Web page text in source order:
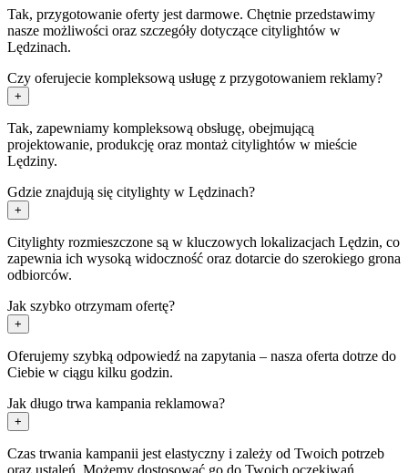
Tak, przygotowanie oferty jest darmowe. Chętnie przedstawimy
nasze możliwości oraz szczegóły dotyczące citylightów w
Lędzinach.
Czy oferujecie kompleksową usługę z przygotowaniem reklamy?
+
Tak, zapewniamy kompleksową obsługę, obejmującą
projektowanie, produkcję oraz montaż citylightów w mieście
Lędziny.
Gdzie znajdują się citylighty w Lędzinach?
+
Citylighty rozmieszczone są w kluczowych lokalizacjach Lędzin, co
zapewnia ich wysoką widoczność oraz dotarcie do szerokiego grona
odbiorców.
Jak szybko otrzymam ofertę?
+
Oferujemy szybką odpowiedź na zapytania – nasza oferta dotrze do
Ciebie w ciągu kilku godzin.
Jak długo trwa kampania reklamowa?
+
Czas trwania kampanii jest elastyczny i zależy od Twoich potrzeb
oraz ustaleń. Możemy dostosować go do Twoich oczekiwań.